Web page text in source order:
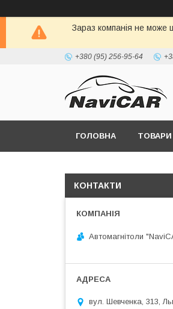
Зараз компанія не може
+380 (95) 256-95-64
ГОЛОВНА ТОВАРИ
КОНТАКТИ
Автомагнітоли
вул. Шевченка, 313,